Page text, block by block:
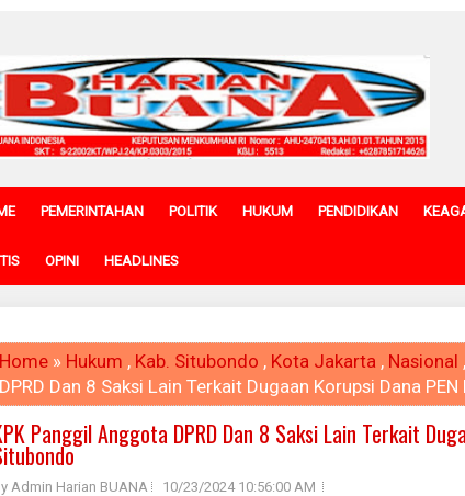
PEMERINTAHAN POLITIK HUKUM PENDIDIKAN
OPINI HEADLINES
Home » Hukum , Kab. Situbondo , Kota Jakarta , Nasional ,
DPRD Dan 8 Saksi Lain Terkait Dugaan Korupsi Dana
Panggil Anggota DPRD Dan 8 Saksi Lain Terkait
Admin Harian BUANA 10/23/2024 10:56:00 AM